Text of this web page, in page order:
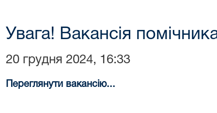
Увага! Вакансія
20 грудня 2024, 16:33
Переглянути вакансію...